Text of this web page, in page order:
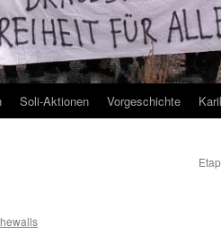
Soli-Aktionen Vorgeschichte